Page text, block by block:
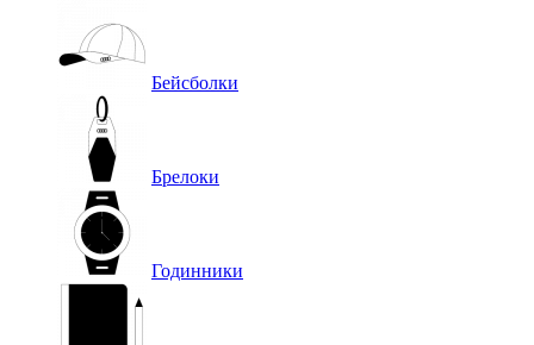
Бейсболки
Брелоки
Годинники